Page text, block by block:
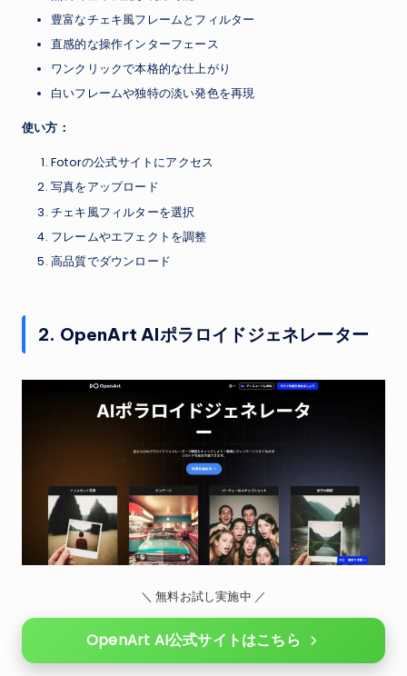
豊富なチェキ風フレームとフィルター
直感的な操作インターフェース
ワンクリックで本格的な仕上がり
白いフレームや独特の淡い発色を再現
使い方：
Fotorの公式サイトにアクセス
写真をアップロード
チェキ風フィルターを選択
フレームやエフェクトを調整
高品質でダウンロード
2. OpenArt AIポラロイドジェネレーター
＼ 無料お試し実施中 ／
OpenArt AI公式サイトはこちら